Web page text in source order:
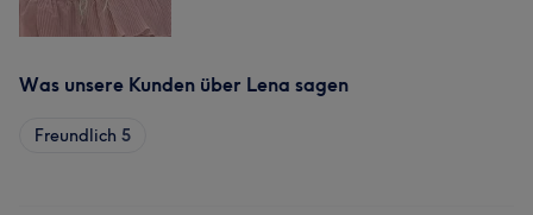
Was unsere Kunden über Lena sagen
Freundlich 5